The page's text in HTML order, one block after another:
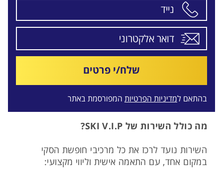
שלח/י פרטים
בהתאם למדיניות הפרטיות המפורסמת באתר
מה כולל השירות של SKI V.I.P?
השירות נועד לרכז את כל מרכיבי חופשת הסקי
במקום אחד, עם התאמה אישית וליווי מקצועי: